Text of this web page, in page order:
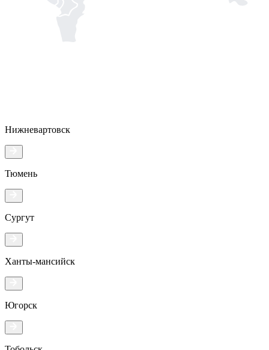
Нижневартовск
Тюмень
Сургут
Ханты-мансийск
Югорск